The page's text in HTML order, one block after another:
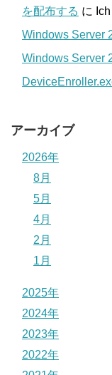
を配布する に Ich
Windows Server
Windows Server
アーカイブ
2026年
8月
5月
4月
2月
1月
2025年
2024年
2023年
2022年